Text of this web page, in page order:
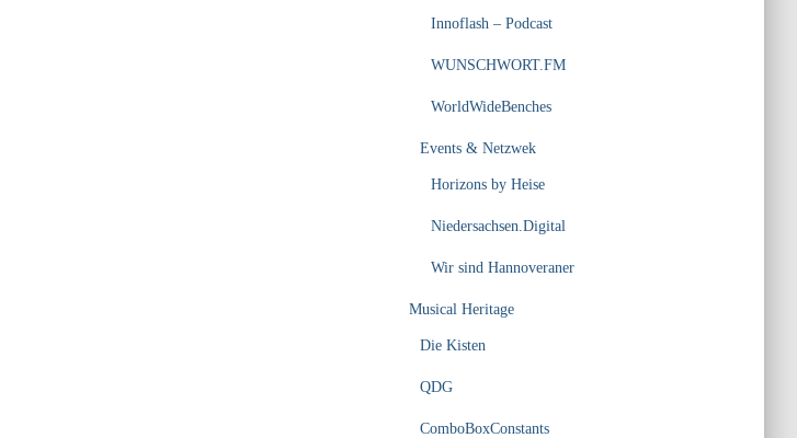
Innoflash – Podcast
WUNSCHWORT.FM
WorldWideBenches
Events & Netzwek
Horizons by Heise
Niedersachsen.Digital
Wir sind Hannoveraner
Musical Heritage
Die Kisten
QDG
ComboBoxConstants